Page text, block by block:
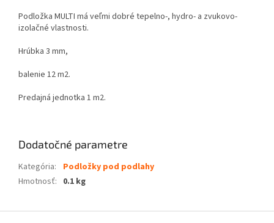
Podložka MULTI má veľmi dobré tepelno-, hydro- a zvukovo-
izolačné vlastnosti.
Hrúbka 3 mm,
balenie 12 m2.
Predajná jednotka 1 m2.
Dodatočné parametre
Kategória:
Podložky pod podlahy
Hmotnosť: 0.1 kg